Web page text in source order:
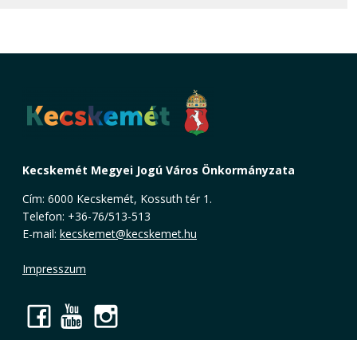
Kecskemét Megyei Jogú Város Önkormányzata
Cím: 6000 Kecskemét, Kossuth tér 1.
Telefon: +36-76/513-513
E-mail: kecskemet@kecskemet.hu
Impresszum
Facebook
YouTube